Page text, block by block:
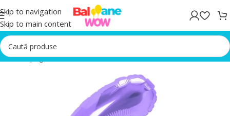
Skip to navigation
Skip to main content
Prima pagină/Baloane folie